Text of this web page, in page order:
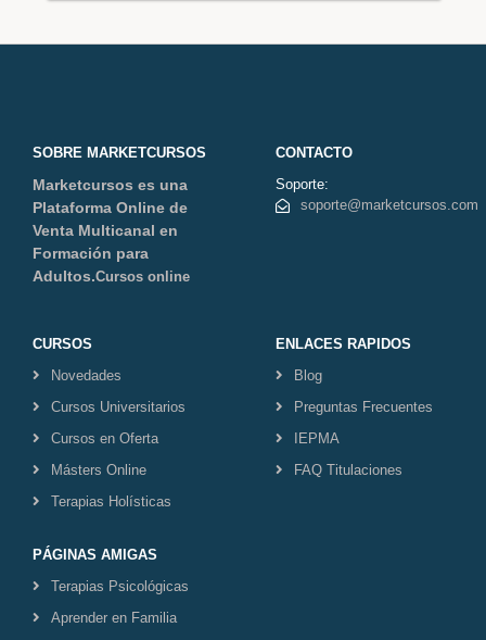
SOBRE MARKETCURSOS
Marketcursos es una
Plataforma Online de
Venta Multicanal en
Formación para
Adultos.Cursos online
PÁGINAS AMIGAS
Terapias Psicológicas
Aprender en Familia
ENLACES RAPIDOS
Blog
Preguntas Frecuentes
IEPMA
FAQ Titulaciones
CONTACTO
Soporte:
soporte@marketcursos.com
CURSOS
Novedades
Cursos Universitarios
Cursos en Oferta
Másters Online
Terapias Holísticas